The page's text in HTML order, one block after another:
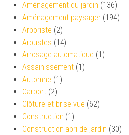
Aménagement du jardin (136)
Aménagement paysager (194)
Arboriste (2)
Arbustes (14)
Arrosage automatique (1)
Assainissement (1)
Automne (1)
Carport (2)
Clôture et brise-vue (62)
Construction (1)
Construction abri de jardin (30)